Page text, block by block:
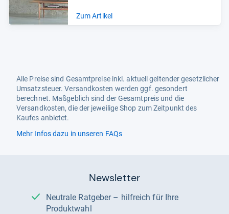
Zum Artikel
Alle Preise sind Gesamtpreise inkl. aktuell geltender gesetzlicher
Umsatzsteuer. Versandkosten werden ggf. gesondert
berechnet. Maßgeblich sind der Gesamtpreis und die
Versandkosten, die der jeweilige Shop zum Zeitpunkt des
Kaufes anbietet.
Mehr Infos dazu in unseren FAQs
Newsletter
Neutrale Ratgeber – hilfreich für Ihre
Produktwahl